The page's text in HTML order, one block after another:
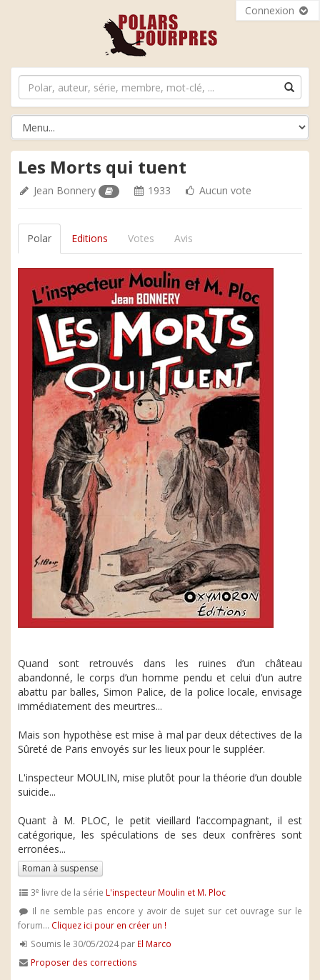
Connexion
Les Morts qui tuent
Jean Bonnery 1933 Aucun vote
Polar Editions Votes Avis
Quand sont retrouvés dans les ruines d’un château
abandonné, le corps d’un homme pendu et celui d’un autre
abattu par balles, Simon Palice, de la police locale, envisage
immédiatement des meurtres...
Mais son hypothèse est mise à mal par deux détectives de la
Sûreté de Paris envoyés sur les lieux pour le suppléer.
L'inspecteur MOULIN, mise plutôt pour la théorie d’un double
suicide...
Quant à M. PLOC, le petit vieillard l’accompagnant, il est
catégorique, les spéculations de ses deux confrères sont
erronées...
Roman à suspense
3e livre de la série L'inspecteur Moulin et M. Ploc
Il ne semble pas encore y avoir de sujet sur cet ouvrage sur le
forum... Cliquez ici pour en créer un !
Soumis le 30/05/2024 par El Marco
Proposer des corrections